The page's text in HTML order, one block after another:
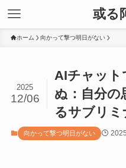
或る
ホーム 向かって撃つ明日がない
AIチャット
ぬ：自分の
るサブリ
2025
12/06
向かって撃つ明日がない